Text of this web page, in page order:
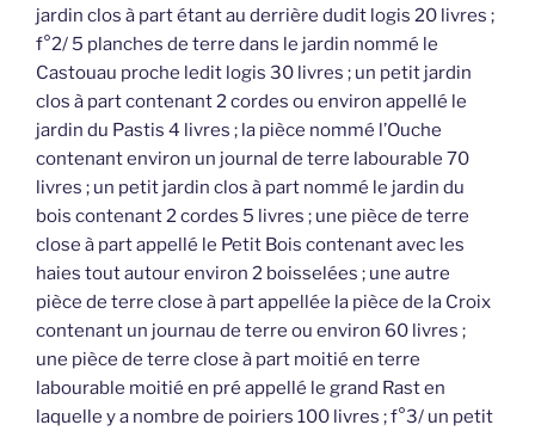
jardin clos à part étant au derrière dudit logis 20 livres ;
f°2/ 5 planches de terre dans le jardin nommé le
Castouau proche ledit logis 30 livres ; un petit jardin
clos à part contenant 2 cordes ou environ appellé le
jardin du Pastis 4 livres ; la pièce nommé l’Ouche
contenant environ un journal de terre labourable 70
livres ; un petit jardin clos à part nommé le jardin du
bois contenant 2 cordes 5 livres ; une pièce de terre
close à part appellé le Petit Bois contenant avec les
haies tout autour environ 2 boisselées ; une autre
pièce de terre close à part appellée la pièce de la Croix
contenant un journau de terre ou environ 60 livres ;
une pièce de terre close à part moitié en terre
labourable moitié en pré appellé le grand Rast en
laquelle y a nombre de poiriers 100 livres ; f°3/ un petit